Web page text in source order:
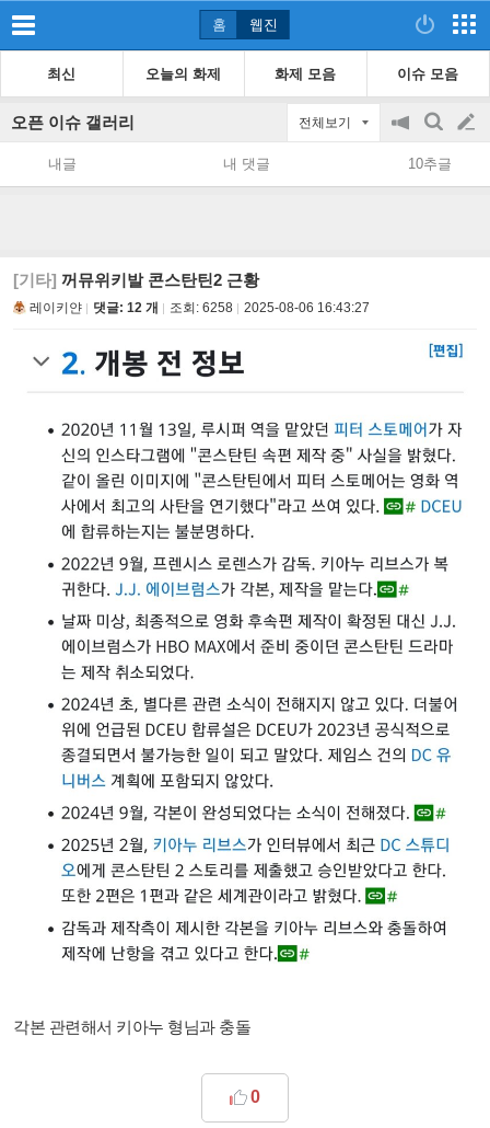
홈 웹진
최신 오늘의 화제 화제 모음 이슈 모음
오픈 이슈 갤러리 전체보기
공
지
on/off
검
색
글
쓰
내글 내 댓글 10추글
[기타] 꺼뮤위키발 콘스탄틴2 근황
레이키얀 댓글: 12 개 조회: 6258 2025-08-06 16:43:27
각본 관련해서 키아누 형님과 충돌
0